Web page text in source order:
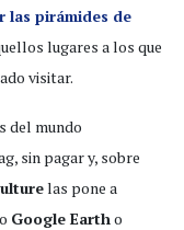
pirámides de
lugares a los que
visitar.
del mundo
sin pagar y, sobre
las pone a
Google Eartho